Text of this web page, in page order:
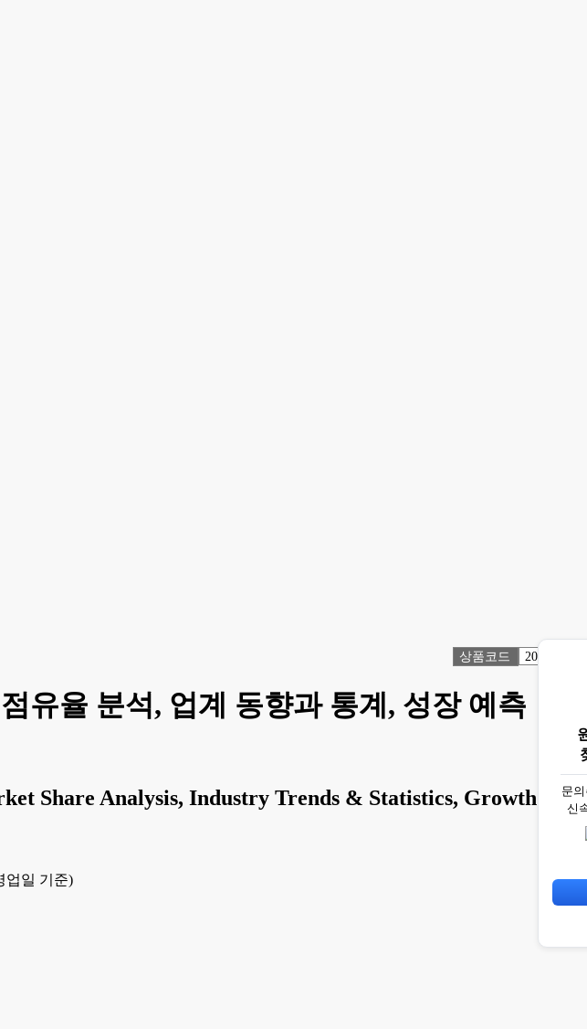
상품코드 2073153
유율 분석, 업계 동향과 통계, 성장 예측
Share Analysis, Industry Trends & Statistics, Growth
업일 기준)
문
신